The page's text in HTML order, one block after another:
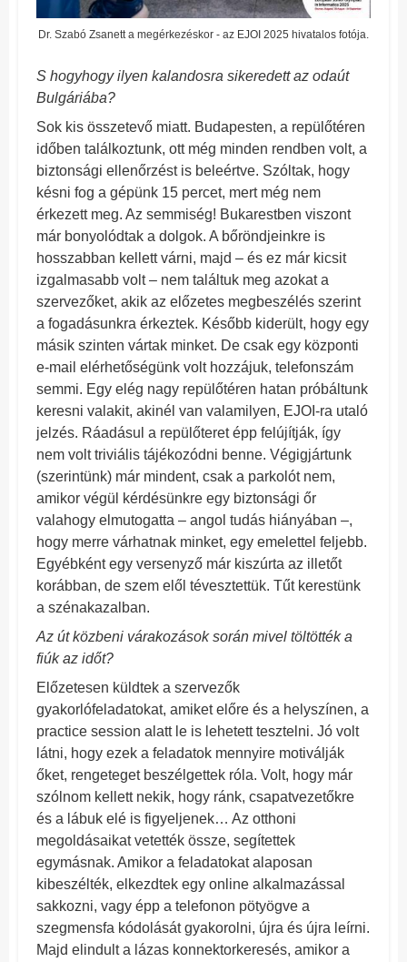
Dr. Szabó Zsanett a megérkezéskor - az EJOI 2025 hivatalos fotója.
S hogyhogy ilyen kalandosra sikeredett az odaút
Bulgáriába?
Sok kis összetevő miatt. Budapesten, a repülőtéren
időben találkoztunk, ott még minden rendben volt, a
biztonsági ellenőrzést is beleértve. Szóltak, hogy
késni fog a gépünk 15 percet, mert még nem
érkezett meg. Az semmiség! Bukarestben viszont
már bonyolódtak a dolgok. A bőröndjeinkre is
hosszabban kellett várni, majd – és ez már kicsit
izgalmasabb volt – nem találtuk meg azokat a
szervezőket, akik az előzetes megbeszélés szerint
a fogadásunkra érkeztek. Később kiderült, hogy egy
másik szinten vártak minket. De csak egy központi
e-mail elérhetőségünk volt hozzájuk, telefonszám
semmi. Egy elég nagy repülőtéren hatan próbáltunk
keresni valakit, akinél van valamilyen, EJOI-ra utaló
jelzés. Ráadásul a repülőteret épp felújítják, így
nem volt triviális tájékozódni benne. Végigjártunk
(szerintünk) már mindent, csak a parkolót nem,
amikor végül kérdésünkre egy biztonsági őr
valahogy elmutogatta – angol tudás hiányában –,
hogy merre várhatnak minket, egy emelettel feljebb.
Egyébként egy versenyző már kiszúrta az illetőt
korábban, de szem elől tévesztettük. Tűt kerestünk
a szénakazalban.
Az út közbeni várakozások során mivel töltötték a
fiúk az időt?
Előzetesen küldtek a szervezők
gyakorlófeladatokat, amiket előre és a helyszínen, a
practice session alatt le is lehetett tesztelni. Jó volt
látni, hogy ezek a feladatok mennyire motiválják
őket, rengeteget beszélgettek róla. Volt, hogy már
szólnom kellett nekik, hogy ránk, csapatvezetőkre
és a lábuk elé is figyeljenek… Az otthoni
megoldásaikat vetették össze, segítettek
egymásnak. Amikor a feladatokat alaposan
kibeszélték, elkezdtek egy online alkalmazással
sakkozni, vagy épp a telefonon pötyögve a
szegmensfa kódolását gyakorolni, újra és újra leírni.
Majd elindult a lázas konnektorkeresés, amikor a